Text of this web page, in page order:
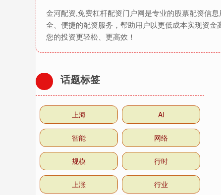
金河配资,免费杠杆配资门户网是专业的股票配资信
全、便捷的配资服务，帮助用户以更低成本实现资
您的投资更轻松、更高效！
话题标签
上海 AI
智能 网络
规模 行时
上涨 行业